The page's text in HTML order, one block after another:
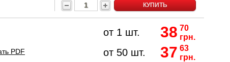
КУПИТЬ
PDF
от 1 шт. 38 70
грн.
от 50 шт. 37 63
грн.